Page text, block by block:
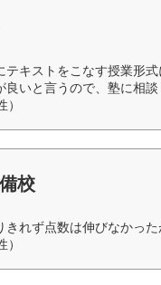
テキストをこなす授業形
良いと言うので、塾に相
校
きれず点数は伸びなかっ